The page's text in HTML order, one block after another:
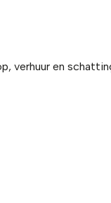
verhuur en